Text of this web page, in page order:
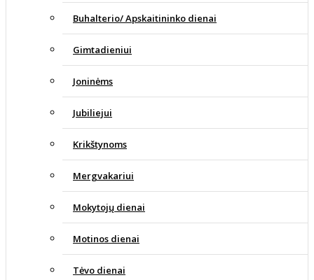
Buhalterio/ Apskaitininko dienai
Gimtadieniui
Joninėms
Jubiliejui
Krikštynoms
Mergvakariui
Mokytojų dienai
Motinos dienai
Tėvo dienai